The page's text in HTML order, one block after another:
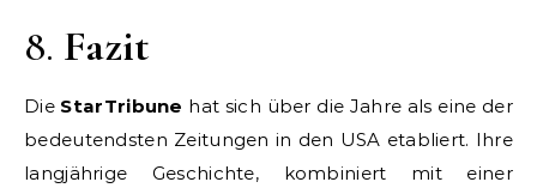
8. Fazit
Die StarTribune hat sich über die Jahre als eine der
bedeutendsten Zeitungen in den USA etabliert. Ihre
langjährige Geschichte, kombiniert mit einer